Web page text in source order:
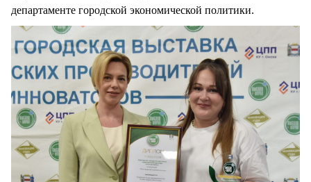
департаменте городской экономической политики.